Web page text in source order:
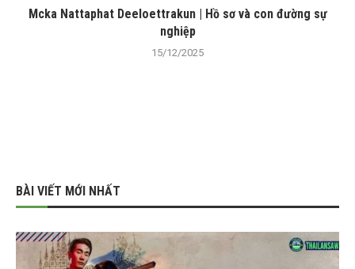
Mcka Nattaphat Deeloettrakun | Hồ sơ và con đường sự
nghiệp
15/12/2025
BÀI VIẾT MỚI NHẤT